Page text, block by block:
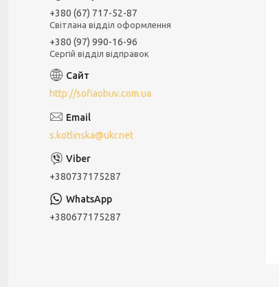
+380 (67) 717-52-87
Світлана відділ оформлення
+380 (97) 990-16-96
Сергій відділ відправок
http://sofiaobuv.com.ua
s.kotlinska@ukr.net
+380737175287
+380677175287